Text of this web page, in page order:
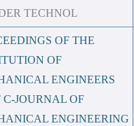
TECHNOL
OF THE
OF
ENGINEERS
C-JOURNAL OF
ENGINEERING